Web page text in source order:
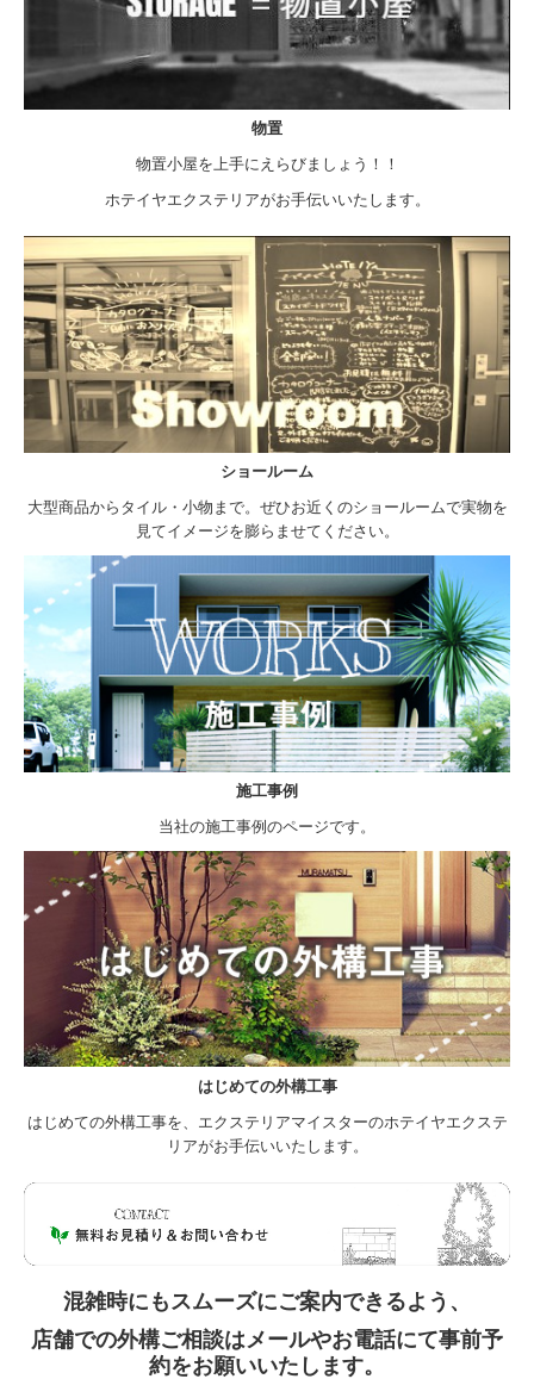
物置
物置小屋を上手にえらびましょう！！
ホテイヤエクステリアがお手伝いいたします。
ショールーム
大型商品からタイル・小物まで。ぜひお近くのショールームで実物を
見てイメージを膨らませてください。
施工事例
当社の施工事例のページです。
はじめての外構工事
はじめての外構工事を、 エクステリアマイスターのホテイヤエクステ
リアがお手伝いいたします。
混雑時にもスムーズにご案内できるよう、
店舗での外構ご相談はメールやお電話にて事前予
約をお願いいたします。